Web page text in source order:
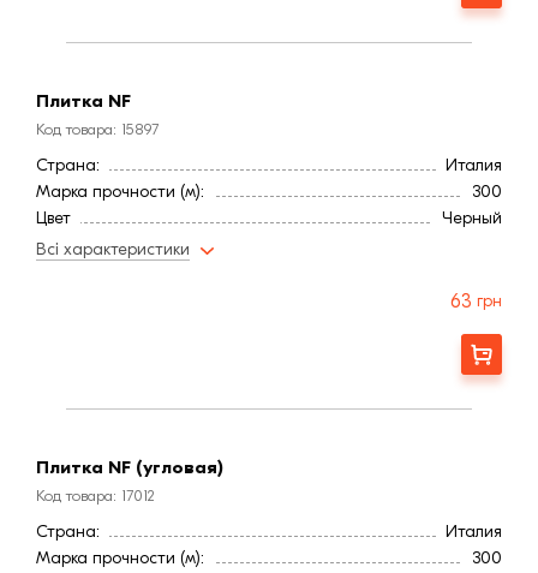
Плитка NF
Код товара: 15897
Страна:
Италия
Марка прочности (м):
300
Цвет
Черный
Фактура
Всі характеристики
63 грн
Заказать
Плитка NF (угловая)
Код товара: 17012
Страна:
Италия
Марка прочности (м):
300